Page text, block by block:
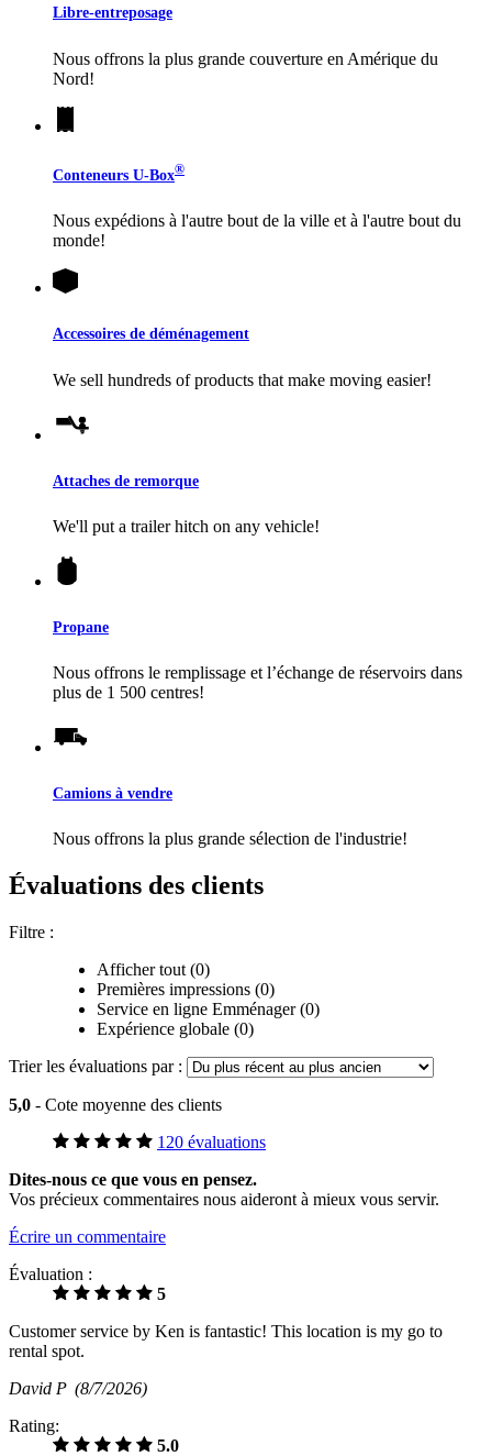
Libre-entreposage
Nous offrons la plus grande couverture en Amérique du
Nord!
Conteneurs U-Box®
Nous expédions à l'autre bout de la ville et à l'autre bout du
monde!
Accessoires de déménagement
We sell hundreds of products that make moving easier!
Attaches de remorque
We'll put a trailer hitch on any vehicle!
Propane
Nous offrons le remplissage et l’échange de réservoirs dans
plus de 1 500 centres!
Camions à vendre
Nous offrons la plus grande sélection de l'industrie!
Évaluations des clients
Filtre :
Afficher tout (0)
Premières impressions (0)
Service en ligne Emménager (0)
Expérience globale (0)
Trier les évaluations par :
5,0 - Cote moyenne des clients
120 évaluations
Dites-nous ce que vous en pensez.
Vos précieux commentaires nous aideront à mieux vous servir.
Écrire un commentaire
Évaluation :
5
Customer service by Ken is fantastic! This location is my go to
rental spot.
David P (8/7/2026)
Rating:
5.0